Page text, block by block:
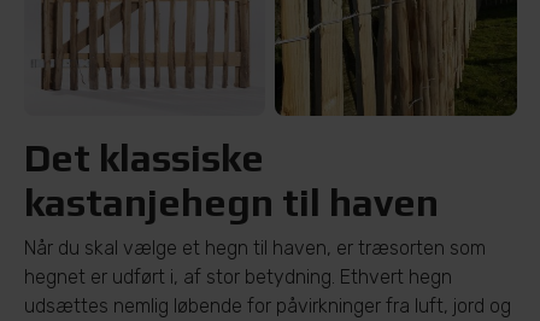
Det klassiske
kastanjehegn til haven
Når du skal vælge et hegn til haven, er træsorten som
hegnet er udført i, af stor betydning. Ethvert hegn
udsættes nemlig løbende for påvirkninger fra luft, jord og